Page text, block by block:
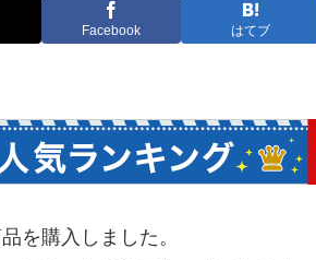
Facebook はてブ
を購入しました。